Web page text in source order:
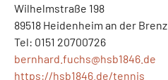
Wilhelmstraße 198
89518 Heidenheim an der Brenz
Tel: 0151 20700726
bernhard.fuchs@hsb1846.de
https://hsb1846.de/tennis